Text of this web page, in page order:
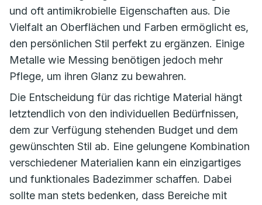
und oft antimikrobielle Eigenschaften aus. Die
Vielfalt an Oberflächen und Farben ermöglicht es,
den persönlichen Stil perfekt zu ergänzen. Einige
Metalle wie Messing benötigen jedoch mehr
Pflege, um ihren Glanz zu bewahren.
Die Entscheidung für das richtige Material hängt
letztendlich von den individuellen Bedürfnissen,
dem zur Verfügung stehenden Budget und dem
gewünschten Stil ab. Eine gelungene Kombination
verschiedener Materialien kann ein einzigartiges
und funktionales Badezimmer schaffen. Dabei
sollte man stets bedenken, dass Bereiche mit